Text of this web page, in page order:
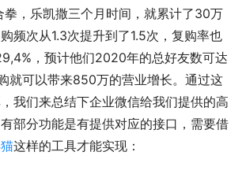
频次从1.3次提升到了1.5次，复购率也
，预计他们2020年的总好友数可达
就可以带来850万的营业增长。通过这
我们来总结下企业微信给我们提供的高
部分功能是有提供对应的接口，需要借
这样的工具才能实现：